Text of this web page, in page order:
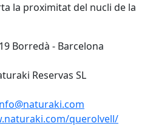
la proximitat del nucli de la
Borredà - Barcelona
Reservas SL
querolvell/